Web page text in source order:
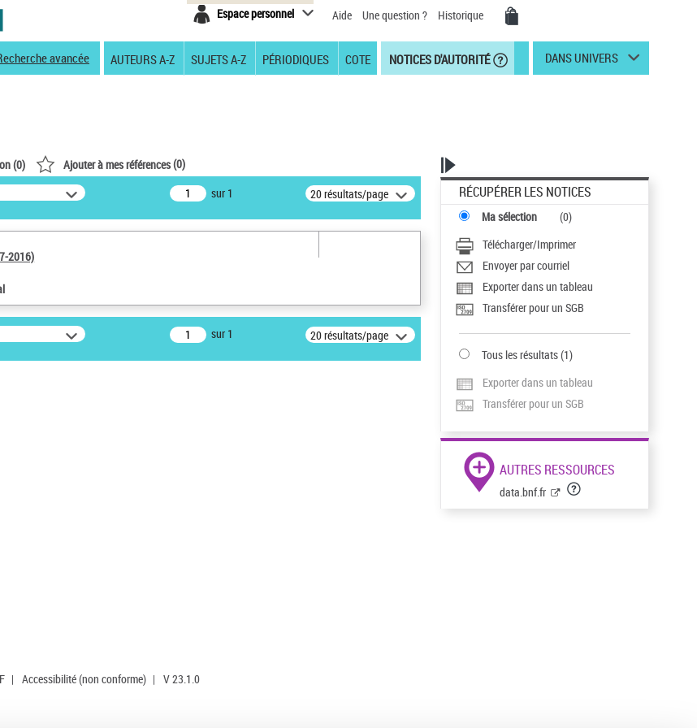
Espace personnel Aide Une question ? Historique
avancée AUTEURS A-Z SUJETS A-Z PÉRIODIQUES COTE NOTICES D'AUTORITÉ DANS UNIVERS
(0) Ajouter à mes références(0)
sur 1 20 résultats/page
2016)
sur 1 20 résultats/page
RÉCUPÉRER LES NOTICES
Ma sélection (0)
Télécharger/Imprimer
Envoyer par courriel
Exporter dans un tableau
Transférer pour un SGB
Tous les résultats(1)
Exporter dans un tableau
Transférer pour un SGB
AUTRES RESSOURCES
data.bnf.fr
| Accessibilité (non conforme) | V 23.1.0